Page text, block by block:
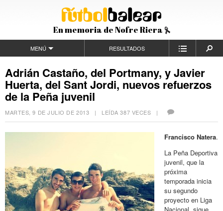
En memoria de Nofre Riera
MENÚ RESULTADOS
Adrián Castaño, del Portmany, y Javier
Huerta, del Sant Jordi, nuevos refuerzos
de la Peña juvenil
MARTES, 9 DE JULIO DE 2013 | LEÍDA 387 VECES |
Francisco Natera.
La Peña Deportiva
juvenil, que la
próxima
temporada inicia
su segundo
proyecto en Liga